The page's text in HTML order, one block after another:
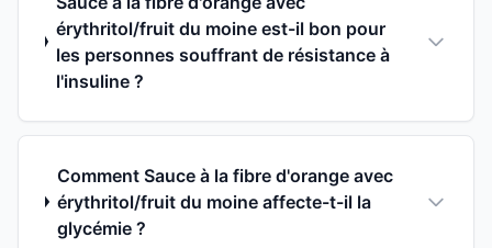
érythritol/fruit du moine est-il bon pour
les personnes souffrant de résistance à
l'insuline ?
Comment Sauce à la fibre d'orange avec
érythritol/fruit du moine affecte-t-il la
glycémie ?